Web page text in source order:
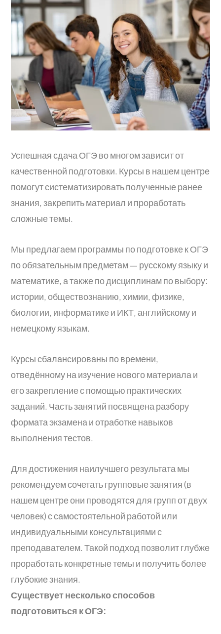
Успешная сдача ОГЭ во многом зависит от
качественной подготовки. Курсы в нашем центре
помогут систематизировать полученные ранее
знания, закрепить материал и проработать
сложные темы.
Мы предлагаем программы по подготовке к ОГЭ
по обязательным предметам — русскому языку и
математике, а также по дисциплинам по выбору:
истории, обществознанию, химии, физике,
биологии, информатике и ИКТ, английскому и
немецкому языкам.
Курсы сбалансированы по времени,
отведённому на изучение нового материала и
его закрепление с помощью практических
заданий. Часть занятий посвящена разбору
формата экзамена и отработке навыков
выполнения тестов.
Для достижения наилучшего результата мы
рекомендуем сочетать групповые занятия (в
нашем центре они проводятся для групп от двух
человек) с самостоятельной работой или
индивидуальными консультациями с
преподавателем. Такой подход позволит глубже
проработать конкретные темы и получить более
глубокие знания.
Существует несколько способов
подготовиться к ОГЭ: